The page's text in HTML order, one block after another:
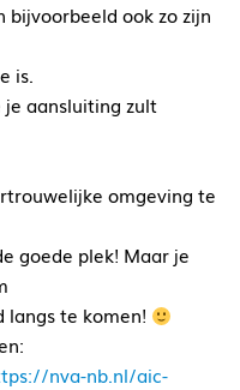
ook zo zijn
is.
aansluiting zult
omgeving te
goede plek! Maar je
langs te komen!
nva-nb.nl/aic-